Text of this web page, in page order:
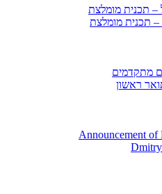
– תכנית מומלצת
תכנית מומלצת
מתקדמים
ראשון
Announcement